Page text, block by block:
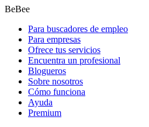
BeBee
Para buscadores de empleo
Para empresas
Ofrece tus servicios
Encuentra un profesional
Blogueros
Sobre nosotros
Cómo funciona
Ayuda
Premium